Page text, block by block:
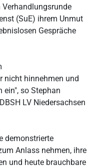
(SuE) ihrem Unmut
Gespräche
nicht hinnehmen und
ein", so Stephan
LV Niedersachsen
demonstrierte
Anlass nehmen, ihre
und heute brauchbare